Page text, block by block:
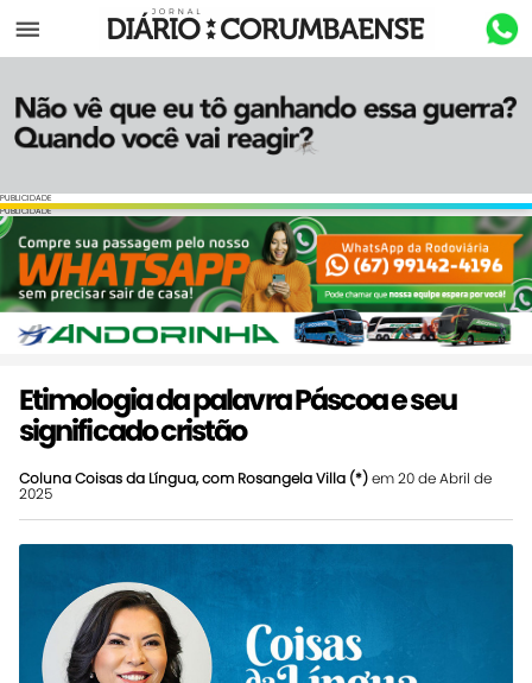
Menu
PUBLICIDADE
PUBLICIDADE
Etimologia da palavra Páscoa e seu
significado cristão
Coluna Coisas da Língua, com Rosangela Villa (*)em 20 de Abril de
2025